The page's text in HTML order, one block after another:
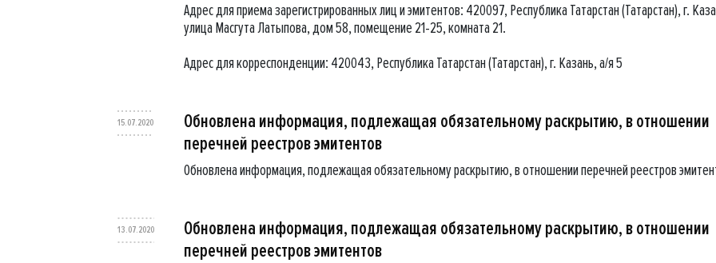
Адрес для приема зарегистрированных лиц и эмитентов: 420097, Республика Татарстан (Татарстан), г.
улица Масгута Латыпова, дом 58, помещение 21-25, комната 21.
Адрес для корреспонденции: 420043, Республика Татарстан (Татарстан), г. Казань, а/я 5
15.07.2020
Обновлена информация, подлежащая обязательному раскрытию, в отношении
перечней реестров эмитентов
Обновлена информация, подлежащая обязательному раскрытию, в отношении перечней реестров
13.07.2020
Обновлена информация, подлежащая обязательному раскрытию, в отношении
перечней реестров эмитентов